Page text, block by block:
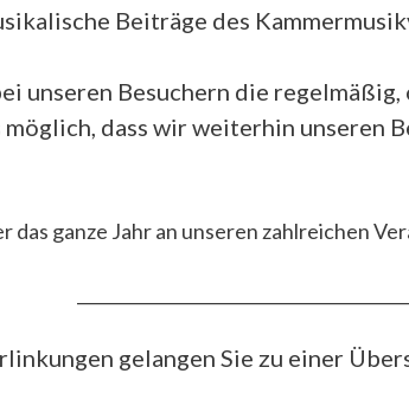
Beiträge des
unseren Besuchern die
möglich, dass wir weiterhin
das ganze Jahr an unseren zahlreichen
gelangen Sie zu einer